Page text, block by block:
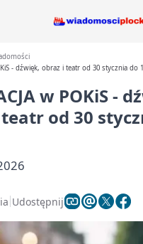
- dźwięk, obraz i teatr od 30 stycznia do
w POKiS -
od 30
Udostępnij